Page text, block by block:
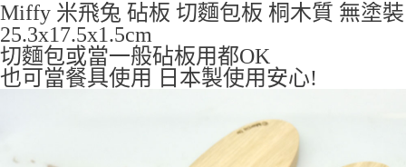
7-11取貨付款
每筆NT$65，滿NT$999(含以上)免運費
付款後7-11取貨
每筆NT$100，滿NT$999(含以上)免運費
Miffy 米飛兔 砧板 切麵包板 桐木質 無塗裝
25.3x17.5x1.5cm
切麵包或當一般砧板用都OK
也可當餐具使用 日本製使用安心!